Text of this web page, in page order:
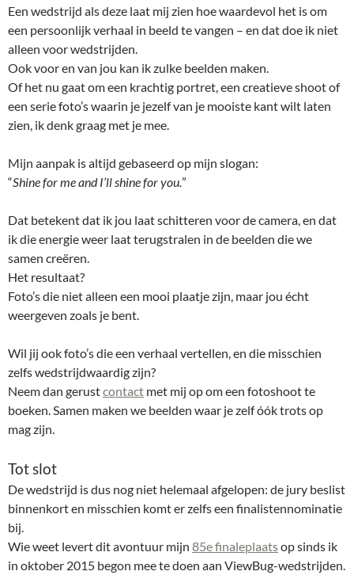
Een wedstrijd als deze laat mij zien hoe waardevol het is om
een persoonlijk verhaal in beeld te vangen – en dat doe ik niet
alleen voor wedstrijden.
Ook voor en van jou kan ik zulke beelden maken.
Of het nu gaat om een krachtig portret, een creatieve shoot of
een serie foto’s waarin je jezelf van je mooiste kant wilt laten
zien, ik denk graag met je mee.
Mijn aanpak is altijd gebaseerd op mijn slogan:
“Shine for me and I’ll shine for you.”
Dat betekent dat ik jou laat schitteren voor de camera, en dat
ik die energie weer laat terugstralen in de beelden die we
samen creëren.
Het resultaat?
Foto’s die niet alleen een mooi plaatje zijn, maar jou écht
weergeven zoals je bent.
Wil jij ook foto’s die een verhaal vertellen, en die misschien
zelfs wedstrijdwaardig zijn?
Neem dan gerustcontact met mij op om een fotoshoot te
boeken. Samen maken we beelden waar je zelf óók trots op
mag zijn.
Tot slot
De wedstrijd is dus nog niet helemaal afgelopen: de jury beslist
binnenkort en misschien komt er zelfs een finalistennominatie
bij.
Wie weet levert dit avontuur mijn 85e finaleplaatsop sinds ik
in oktober 2015 begon mee te doen aan ViewBug-wedstrijden.